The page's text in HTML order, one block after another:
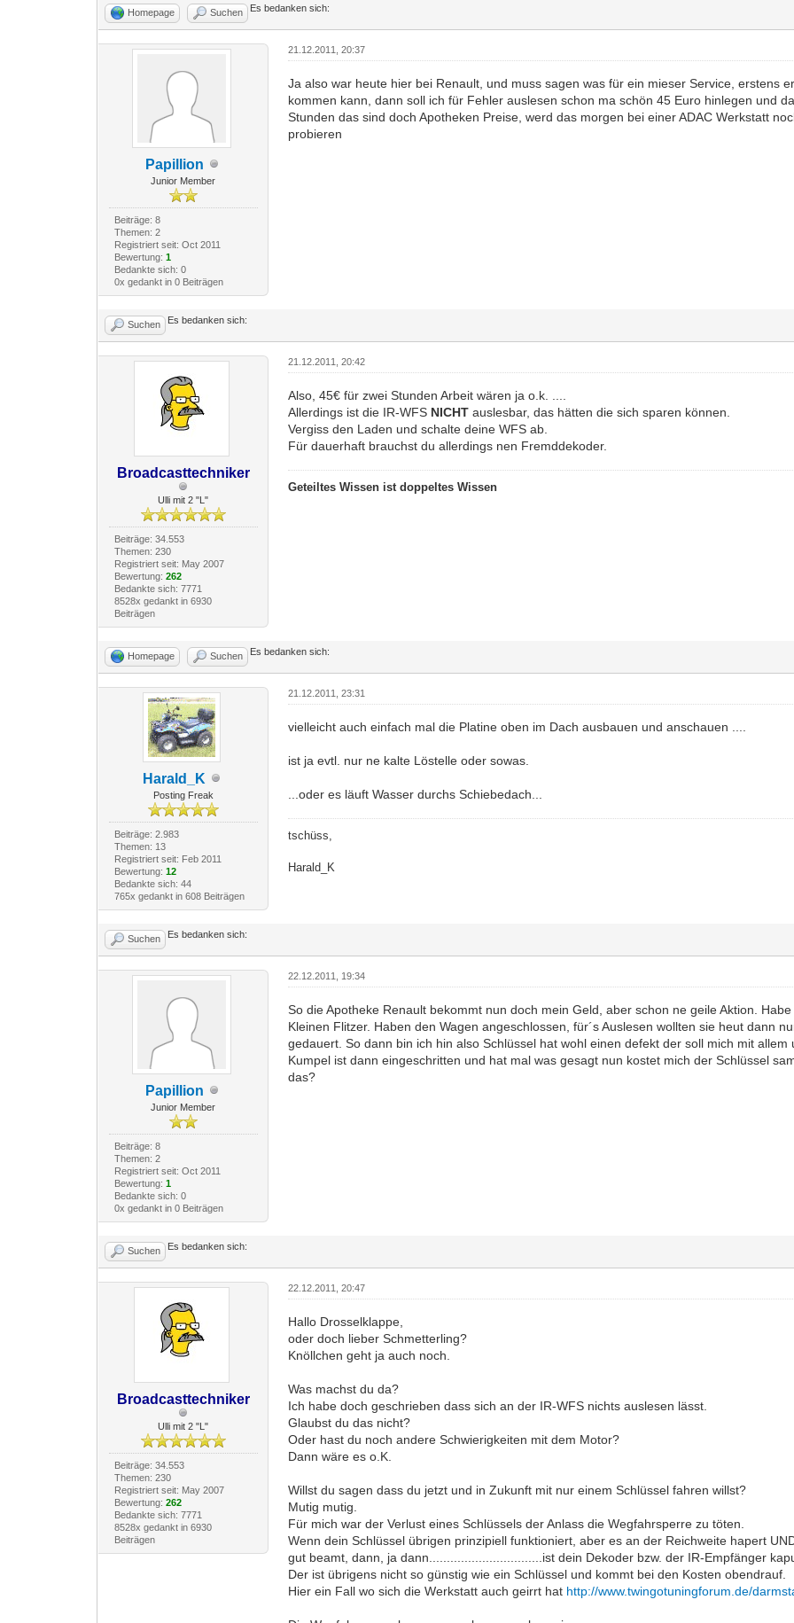
Homepage Suchen Es bedanken sich:
Papillion
Junior Member
Beiträge: 8
Themen: 2
Registriert seit: Oct 2011
Bewertung: 1
Bedankte sich: 0
0x gedankt in 0 Beiträgen
21.12.2011, 20:37
Ja also war heute hier bei Renault, und muss sagen was für ein mieser Service, erstens
kommen kann, dann soll ich für Fehler auslesen schon ma schön 45 Euro hinlegen und
Stunden das sind doch Apotheken Preise, werd das morgen bei einer ADAC Werkstatt
probieren
Suchen Es bedanken sich:
Broadcasttechniker
Ulli mit 2 "L"
Beiträge: 34.553
Themen: 230
Registriert seit: May 2007
Bewertung: 262
Bedankte sich: 7771
8528x gedankt in 6930
Beiträgen
21.12.2011, 20:42
Also, 45€ für zwei Stunden Arbeit wären ja o.k. ....
Allerdings ist die IR-WFS NICHT auslesbar, das hätten die sich sparen können.
Vergiss den Laden und schalte deine WFS ab.
Für dauerhaft brauchst du allerdings nen Fremddekoder.
Geteiltes Wissen ist doppeltes Wissen
Homepage Suchen Es bedanken sich:
Harald_K
Posting Freak
Beiträge: 2.983
Themen: 13
Registriert seit: Feb 2011
Bewertung: 12
Bedankte sich: 44
765x gedankt in 608 Beiträgen
21.12.2011, 23:31
vielleicht auch einfach mal die Platine oben im Dach ausbauen und anschauen ....
ist ja evtl. nur ne kalte Löstelle oder sowas.
...oder es läuft Wasser durchs Schiebedach...
tschüss,
Harald_K
Suchen Es bedanken sich:
Papillion
Junior Member
Beiträge: 8
Themen: 2
Registriert seit: Oct 2011
Bewertung: 1
Bedankte sich: 0
0x gedankt in 0 Beiträgen
22.12.2011, 19:34
So die Apotheke Renault bekommt nun doch mein Geld, aber schon ne geile Aktion.
Kleinen Flitzer. Haben den Wagen angeschlossen, für´s Auslesen wollten sie heut dann
gedauert. So dann bin ich hin also Schlüssel hat wohl einen defekt der soll mich mit
Kumpel ist dann eingeschritten und hat mal was gesagt nun kostet mich der Schlüssel
das?
Suchen Es bedanken sich:
Broadcasttechniker
Ulli mit 2 "L"
Beiträge: 34.553
Themen: 230
Registriert seit: May 2007
Bewertung: 262
Bedankte sich: 7771
8528x gedankt in 6930
Beiträgen
22.12.2011, 20:47
Hallo Drosselklappe,
oder doch lieber Schmetterling?
Knöllchen geht ja auch noch.
Was machst du da?
Ich habe doch geschrieben dass sich an der IR-WFS nichts auslesen lässt.
Glaubst du das nicht?
Oder hast du noch andere Schwierigkeiten mit dem Motor?
Dann wäre es o.K.
Willst du sagen dass du jetzt und in Zukunft mit nur einem Schlüssel fahren willst?
Mutig mutig.
Für mich war der Verlust eines Schlüssels der Anlass die Wegfahrsperre zu töten.
Wenn dein Schlüssel übrigen prinzipiell funktioniert, aber es an der Reichweite hapert
gut beamt, dann, ja dann................................ist dein Dekoder bzw. der IR-Empfänger
Der ist übrigens nicht so günstig wie ein Schlüssel und kommt bei den Kosten obendrauf.
Hier ein Fall wo sich die Werkstatt auch geirrt hat http://www.twingotuningforum.de/